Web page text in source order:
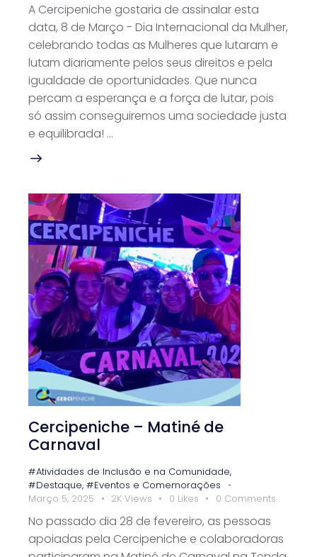
A Cercipeniche gostaria de assinalar esta
data, 8 de Março - Dia Internacional da Mulher,
celebrando todas as Mulheres que lutaram e
lutam diariamente pelos seus direitos e pela
igualdade de oportunidades. Que nunca
percam a esperança e a força de lutar, pois
só assim conseguiremos uma sociedade justa
e equilibrada! …
Cercipeniche – Matiné de
Carnaval
#Atividades de Inclusão e na Comunidade,
#Destaque, #Eventos e Comemorações
Março 5, 2025
2K Views 0 Likes 0 Comments
No passado dia 28 de fevereiro, as pessoas
apoiadas pela Cercipeniche e colaboradoras